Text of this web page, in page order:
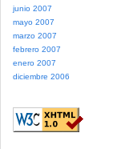
junio 2007
mayo 2007
marzo 2007
febrero 2007
enero 2007
diciembre 2006